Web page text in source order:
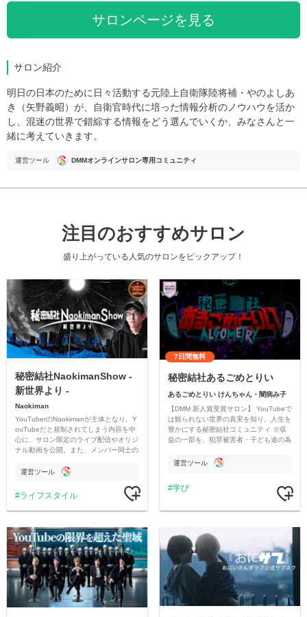
サロンページを見る
サロン紹介
明日の日本のために日々活動する元陸上自衛隊陸将補・やのよしあ
き（矢野義昭）が、自衛官時代に培った情報分析のノウハウを活か
し、混迷の世界で錯綜する情報をどう選んでいくか、みなさんと一
緒に考えていきます。
運営ツール DMMオンラインサロン専用コミュニティ
注目のおすすめサロン
盛り上がっている人気のサロンをピックアップ！
秘密結社NaokimanShow -
新世界より -
Naokiman
YouTuberのNaokimanが主体となり、Y
ouTubeだと規制されてしまう内容を中
心に、サロン限定のライブ配信やオリジ
ナル動画を公開。また、メンバー同士の
ただいています。
運営ツール
ライフスタイル
7日間無料
秘密結社あるごめとりい
あるごめとりい けんちゃん・闇病み子
【DMM 新人賞受賞サロン】 YouTubeで
は観られない世界の真実を知り、人生を
豊かにする秘密結社コミュニティ ※収
益の一部を、犯罪被害者・子ども達の為
す運営ツール
学び